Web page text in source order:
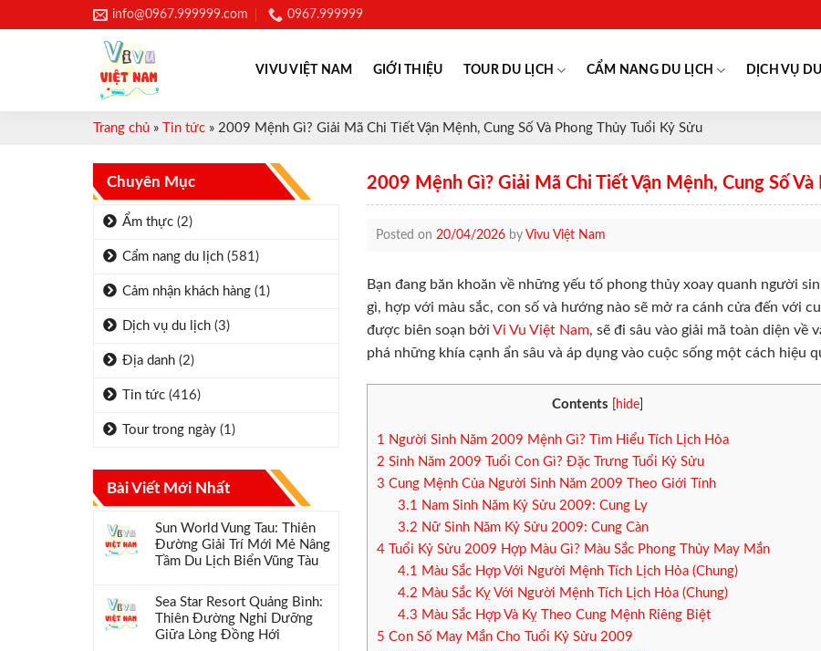
to
info@0967.999999.com 0967.999999
VIVU VIỆT NAM GIỚI THIỆU TOUR DU LỊCH CẨM NANG DU LỊCH DỊCH VỤ
Trang chủ » Tin tức » 2009 Mệnh Gì? Giải Mã Chi Tiết Vận Mệnh, Cung Số Và Phong Thủy Tuổi Kỷ Sửu
Chuyên Mục
Ẩm thực (2)
Cẩm nang du lịch (581)
Cảm nhận khách hàng (1)
Dịch vụ du lịch (3)
Địa danh (2)
Tin tức (416)
Tour trong ngày (1)
Bài Viết Mới Nhất
Sun World Vung Tau: Thiên
Đường Giải Trí Mới Mẻ Nâng
Tầm Du Lịch Biển Vũng Tàu
Sea Star Resort Quảng Bình:
Thiên Đường Nghỉ Dưỡng
Giữa Lòng Đồng Hới
2009 Mệnh Gì? Giải Mã Chi Tiết Vận Mệnh, Cung Số Và
Posted on 20/04/2026 by Vivu Việt Nam
Bạn đang băn khoăn về những yếu tố phong thủy xoay quanh người
gì, hợp với màu sắc, con số và hướng nào sẽ mở ra cánh cửa đến với
được biên soạn bởi Vi Vu Việt Nam, sẽ đi sâu vào giải mã toàn diện về
phá những khía cạnh ẩn sâu và áp dụng vào cuộc sống một cách hiệu
Contents hide]
1 Người Sinh Năm 2009 Mệnh Gì? Tìm Hiểu Tích Lịch Hỏa
2 Sinh Năm 2009 Tuổi Con Gì? Đặc Trưng Tuổi Kỷ Sửu
3 Cung Mệnh Của Người Sinh Năm 2009 Theo Giới Tính
3.1 Nam Sinh Năm Kỷ Sửu 2009: Cung Ly
3.2 Nữ Sinh Năm Kỷ Sửu 2009: Cung Càn
4 Tuổi Kỷ Sửu 2009 Hợp Màu Gì? Màu Sắc Phong Thủy May Mắn
4.1 Màu Sắc Hợp Với Người Mệnh Tích Lịch Hỏa (Chung)
4.2 Màu Sắc Kỵ Với Người Mệnh Tích Lịch Hỏa (Chung)
4.3 Màu Sắc Hợp Và Kỵ Theo Cung Mệnh Riêng Biệt
5 Con Số May Mắn Cho Tuổi Kỷ Sửu 2009